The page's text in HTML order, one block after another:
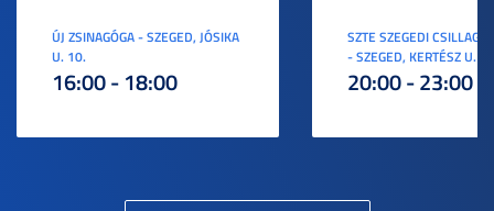
ÚJ ZSINAGÓGA - SZEGED, JÓSIKA
U. 10.
16:00 - 18:00
SZTE SZEGEDI
- SZEGED, KERTÉSZ U. 3.
20:00 - 23:00